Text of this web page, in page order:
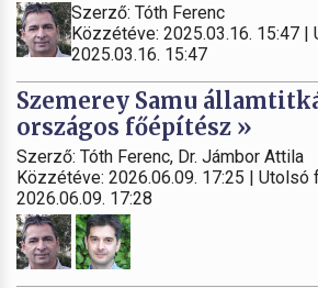
Szerző: Tóth Ferenc
Közzétéve: 2025.03.16. 15:47
2025.03.16. 15:47
Szemerey Samu
országos főépítész »
Szerző: Tóth Ferenc, Dr. Jámbor Attila
Közzétéve: 2026.06.09. 17:25 | Utolsó
2026.06.09. 17:28